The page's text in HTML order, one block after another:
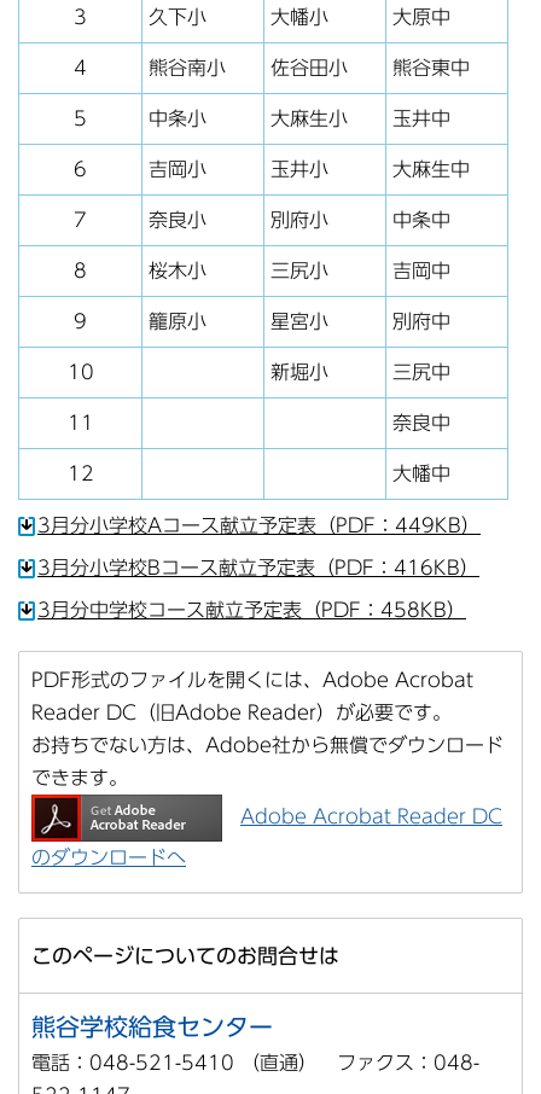
3 久下小 大幡小 大原中
4 熊谷南小 佐谷田小 熊谷東中
5 中条小 大麻生小 玉井中
6 吉岡小 玉井小 大麻生中
7 奈良小 別府小 中条中
8 桜木小 三尻小 吉岡中
9 籠原小 星宮小 別府中
10 新堀小 三尻中
11 奈良中
12 大幡中
3月分小学校Aコース献立予定表（PDF：449KB）
3月分小学校Bコース献立予定表（PDF：416KB）
3月分中学校コース献立予定表（PDF：458KB）
PDF形式のファイルを開くには、Adobe Acrobat
Reader DC（旧Adobe Reader）が必要です。
お持ちでない方は、Adobe社から無償でダウンロード
できます。
Adobe Acrobat Reader DC
のダウンロードへ
このページについてのお問合せは
熊谷学校給食センター
電話：048-521-5410 （直通） ファクス：048-